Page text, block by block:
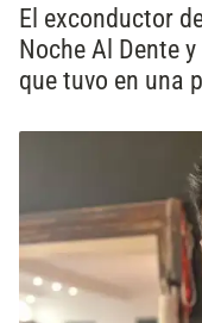
El exconductor
Noche Al Dente
que tuvo en una